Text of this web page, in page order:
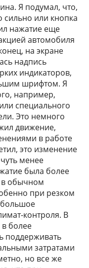
Я подумал, что,
или кнопка
нажатие еще
автомобиля
на экране
надпись
индикаторов,
шрифтом. Я
например,
специального
Это немного
движение,
в работе
это изменение
менее
была более
в обычном
при резком
контроля. В
более
поддерживать
затратами
но все же